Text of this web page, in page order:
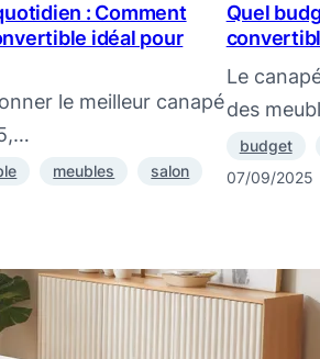
: Comment
idéal pour
le meilleur canapé
meubles
salon
Quel
Le
des
budget
07/09/2025